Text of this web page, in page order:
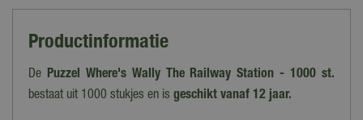
Productinformatie
De Puzzel Where's Wally The Railway Station - 1000 st.
bestaat uit 1000 stukjes en is geschikt vanaf 12 jaar.